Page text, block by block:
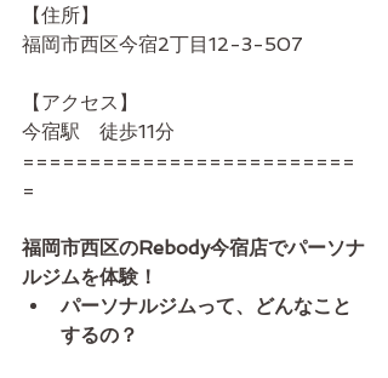
【住所】
福岡市西区今宿2丁目12-3-507
【アクセス】
今宿駅　徒歩11分
=========================
=
福岡市西区のRebody今宿店でパーソナ
ルジムを体験！
パーソナルジムって、どんなこと
するの？